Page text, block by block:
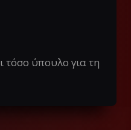
τόσο ύπουλο για τη